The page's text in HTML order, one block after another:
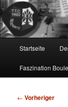
Zum
primären
Inhalt
springenTTC
online…
Startseite
Faszination Boule
Beitragsnavigation
← Vorheriger